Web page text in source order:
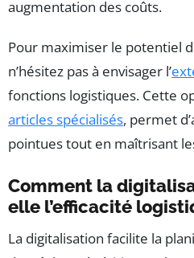
augmentation des coûts.
Pour maximiser le potentiel
n’hésitez pas à envisager l’
fonctions logistiques. Cette
articles spécialisés, permet
pointues tout en maîtrisant
Comment la
elle l’efficacité
La digitalisation facilite la